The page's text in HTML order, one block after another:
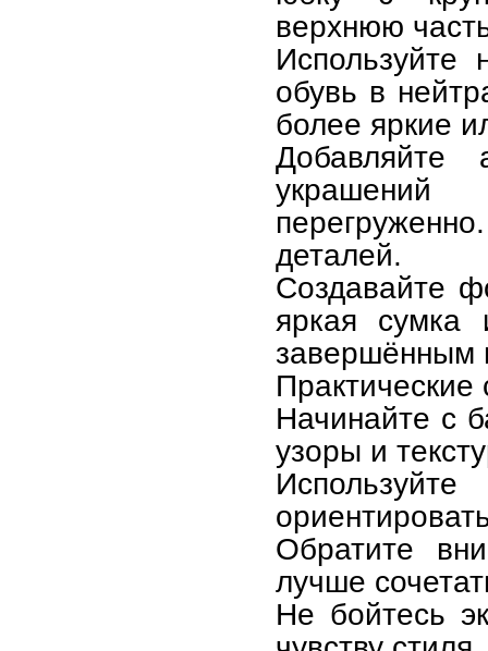
верхнюю
Используйте
обувь в
более яркие
Добавляйте
деталей.
Создавайте
яркая сумка
завершённым
Практические
Начинайте с
узоры и
Обратите
лучше
Не бойтесь